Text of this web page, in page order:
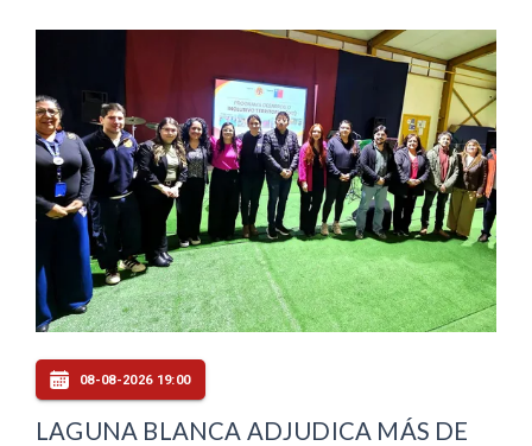
08-08-2026 19:00
LAGUNA BLANCA ADJUDICA MÁS DE